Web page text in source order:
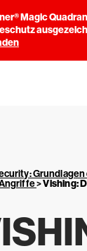
Magic
>Vishing: